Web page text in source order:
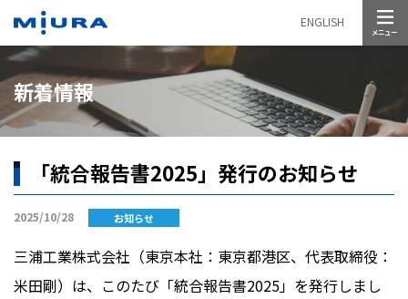
ENGLISH
新着情報
「統合報告書2025」発行のお知らせ
2025/10/28 お知らせ
三浦工業株式会社（東京本社：東京都港区、代表取締役：
米田剛）は、このたび「統合報告書2025」を発行しまし